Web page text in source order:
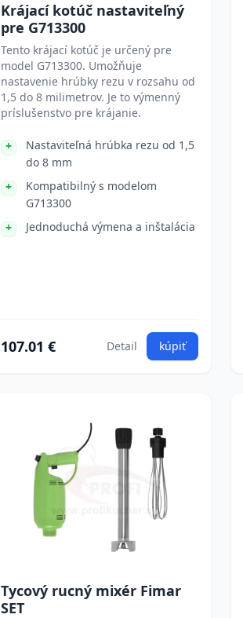
Krájací kotúč nastaviteľný
pre G713300
Tento krájací kotúč je určený pre
model G713300. Umožňuje
nastavenie hrúbky rezu v rozsahu od
1,5 do 8 milimetrov. Je to výmenný
príslušenstvo pre krájanie.
Nastaviteľná hrúbka rezu od 1,5
do 8 mm
Kompatibilný s modelom
G713300
Jednoduchá výmena a inštalácia
107.01 € Detail kúpiť
Tycový rucný mixér Fimar
SET